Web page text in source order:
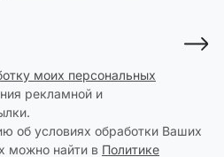
моих персональных
рекламной и
об условиях обработки Ваших
можно найти в Политике